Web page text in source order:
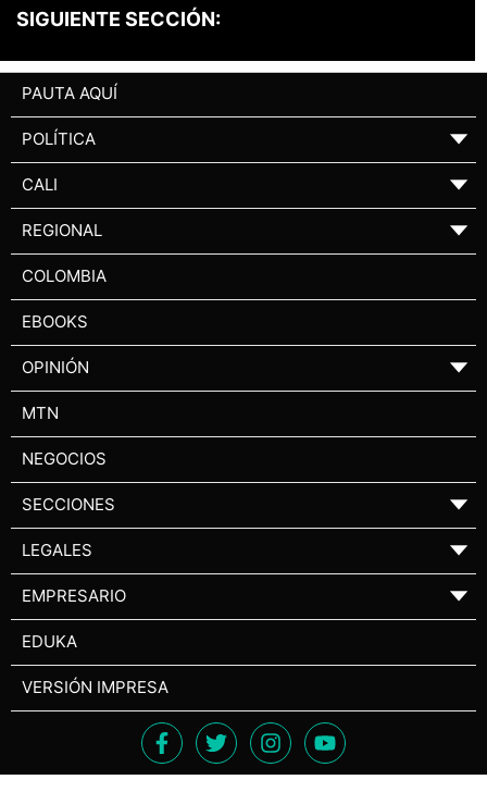
SIGUIENTE SECCIÓN:
PAUTA AQUÍ
POLÍTICA ▼
CALI ▼
REGIONAL ▼
COLOMBIA
EBOOKS
OPINIÓN ▼
MTN
NEGOCIOS
SECCIONES ▼
LEGALES ▼
EMPRESARIO ▼
EDUKA
VERSIÓN IMPRESA